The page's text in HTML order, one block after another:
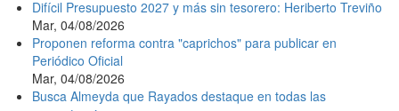
Difícil Presupuesto 2027 y más sin tesorero: Heriberto Treviño
Mar, 04/08/2026
Proponen reforma contra "caprichos" para publicar en
Periódico Oficial
Mar, 04/08/2026
Busca Almeyda que Rayados destaque en todas las